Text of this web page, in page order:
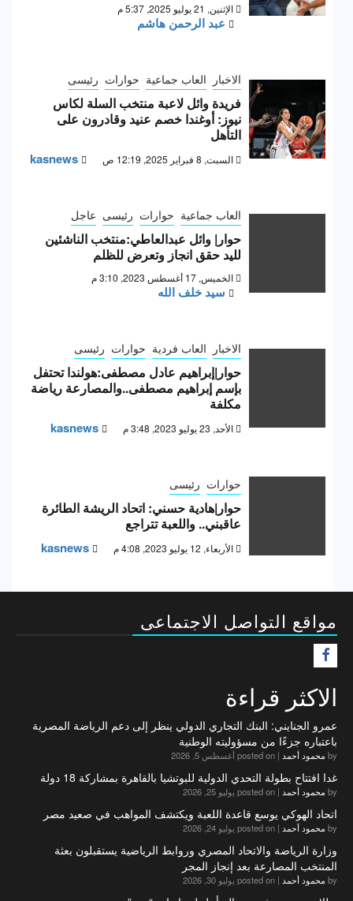
الإثنين, 21 يوليو 2025, 5:37 م
عبد الرحمن هاشم
الاخبار العاب جماعية حوارات رئيسى
فريدة وائل لاعبة منتخب السلة لكاس
نيوز: أوغندا خصم عنيد وقادرون على
التأهل
السبت, 8 فبراير 2025, 12:19 ص kasnews
العاب جماعية حوارات رئيسى عاجل
حوار| وائل عبدالعاطي:منتخب الناشئين
لليد حقق انجاز وتعرض للظلم
الخميس, 17 أغسطس 2023, 3:10 م
سيد خلف الله
الاخبار العاب فردية حوارات رئيسى
حوار|إبراهيم عادل مصطفى:هولندا تحتفل
بإسم إبراهيم مصطفى..والمصارعة رياضة
مكلفة
الأحد, 23 يوليو 2023, 3:48 م kasnews
حوارات رئيسى
حوار|هادية حسني: اتحاد الريشة الطائرة
عاقبني.. واللعبة تتراجع
الأربعاء, 12 يوليو 2023, 4:08 م kasnews
مواقع التواصل الاجتماعى
الاكثر قراءة
عمرو الجنايني: البنك التجاري الدولي ينظر إلى دعم الرياضة المصرية
باعتباره جزءًا من مسؤوليته الوطنية
by محمود أحمد | posted on أغسطس 5, 2026
غدا افتتاح بطولة التحدي الدولية للبوتشيا بالقاهرة بمشاركة 18 دولة
by محمود أحمد | posted on يوليو 25, 2026
اتحاد الهوكي يوسع قاعدة اللعبة ويكتشف المواهب في صعيد مصر
by محمود أحمد | posted on يوليو 24, 2026
وزارة الرياضة والاتحاد المصري وروابط الرياضية يستقبلون بعثة
المنتخب المصارعة بعد إنجاز المجر
by محمود أحمد | posted on يوليو 30, 2026